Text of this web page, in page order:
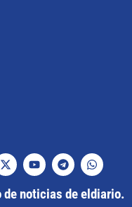
noticias de eldiario.